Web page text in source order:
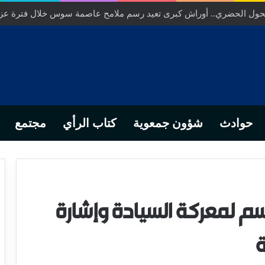
من التدبير المحلي إلى رهانات التشريع وبصمة رجل أعمال ناجح
حوادث شؤون جمعوية كتاب الرأي مجتمع
لمعركة السيادة وإشارة